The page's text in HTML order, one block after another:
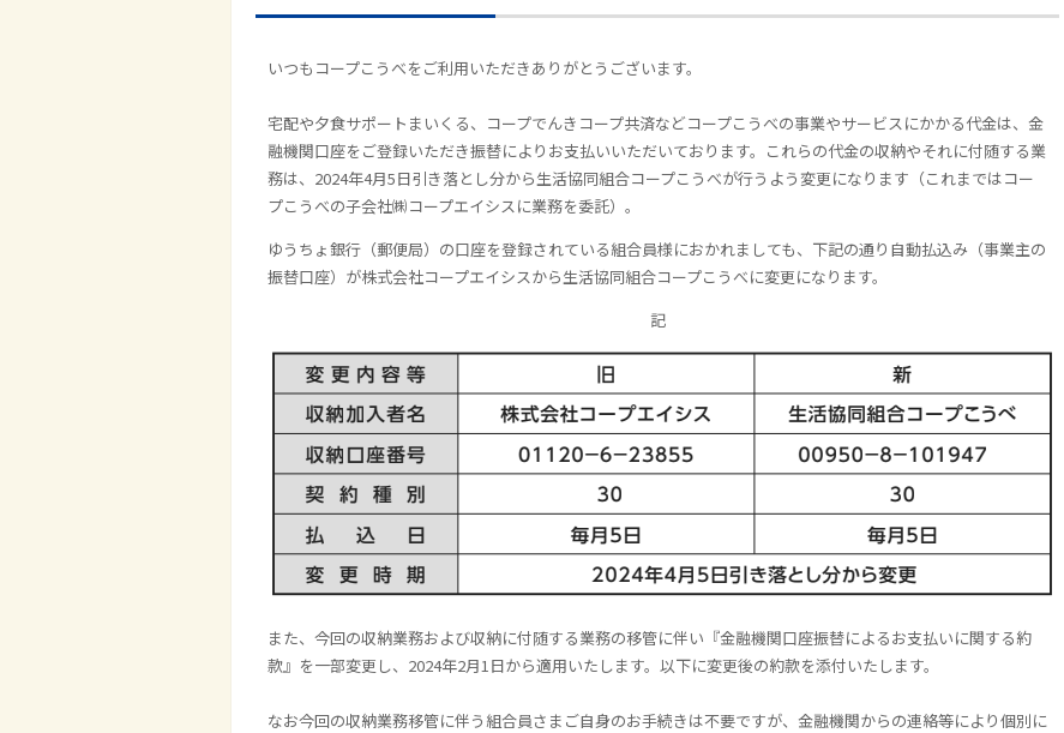
いつもコープこうべをご利用いただきありがとうございます。
宅配や夕食サポートまいくる、コープでんきコープ共済などコープこうべの事業やサービスにかかる代金は、金
融機関口座をご登録いただき振替によりお支払いいただいております。これらの代金の収納やそれに付随する業
務は、2024年4月5日引き落とし分から生活協同組合コープこうべが行うよう変更になります（これまではコー
プこうべの子会社㈱コープエイシスに業務を委託）。
ゆうちょ銀行（郵便局）の口座を登録されている組合員様におかれましても、下記の通り自動払込み（事業主の
振替口座）が株式会社コープエイシスから生活協同組合コープこうべに変更になります。
記
また、今回の収納業務および収納に付随する業務の移管に伴い『金融機関口座振替によるお支払いに関する約
款』を一部変更し、2024年2月1日から適用いたします。以下に変更後の約款を添付いたします。
なお今回の収納業務移管に伴う組合員さまご自身のお手続きは不要ですが、金融機関からの連絡等により個別に